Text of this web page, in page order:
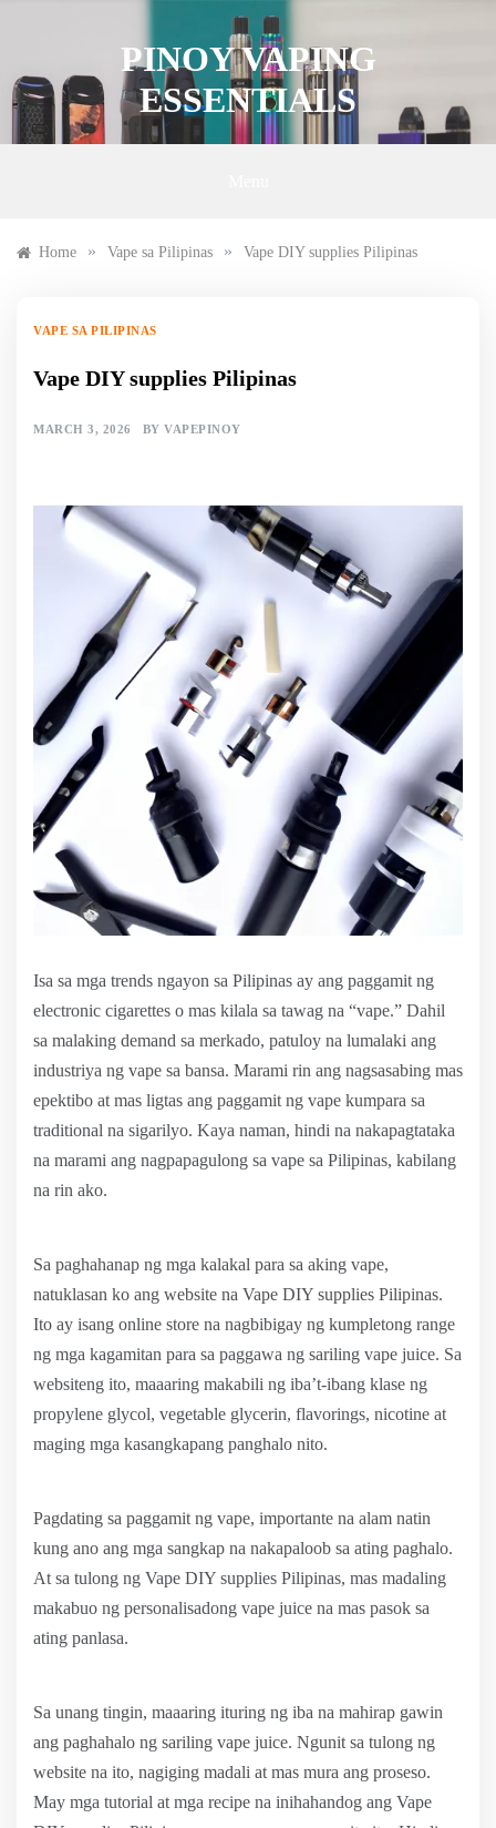
PINOY VAPING
ESSENTIALS
Home » Vape sa Pilipinas » Vape DIY supplies Pilipinas
VAPE SA PILIPINAS
Vape DIY supplies Pilipinas
MARCH 3, 2026 BY VAPEPINOY
Isa sa mga trends ngayon sa Pilipinas ay ang paggamit ng
electronic cigarettes o mas kilala sa tawag na “vape.” Dahil
sa malaking demand sa merkado, patuloy na lumalaki ang
industriya ng vape sa bansa. Marami rin ang nagsasabing mas
epektibo at mas ligtas ang paggamit ng vape kumpara sa
traditional na sigarilyo. Kaya naman, hindi na nakapagtataka
na marami ang nagpapagulong sa vape sa Pilipinas, kabilang
na rin ako.
Sa paghahanap ng mga kalakal para sa aking vape,
natuklasan ko ang website na Vape DIY supplies Pilipinas.
Ito ay isang online store na nagbibigay ng kumpletong range
ng mga kagamitan para sa paggawa ng sariling vape juice. Sa
websiteng ito, maaaring makabili ng iba’t-ibang klase ng
propylene glycol, vegetable glycerin, flavorings, nicotine at
maging mga kasangkapang panghalo nito.
Pagdating sa paggamit ng vape, importante na alam natin
kung ano ang mga sangkap na nakapaloob sa ating paghalo.
At sa tulong ng Vape DIY supplies Pilipinas, mas madaling
makabuo ng personalisadong vape juice na mas pasok sa
ating panlasa.
Sa unang tingin, maaaring ituring ng iba na mahirap gawin
ang paghahalo ng sariling vape juice. Ngunit sa tulong ng
website na ito, nagiging madali at mas mura ang proseso.
May mga tutorial at mga recipe na inihahandog ang Vape